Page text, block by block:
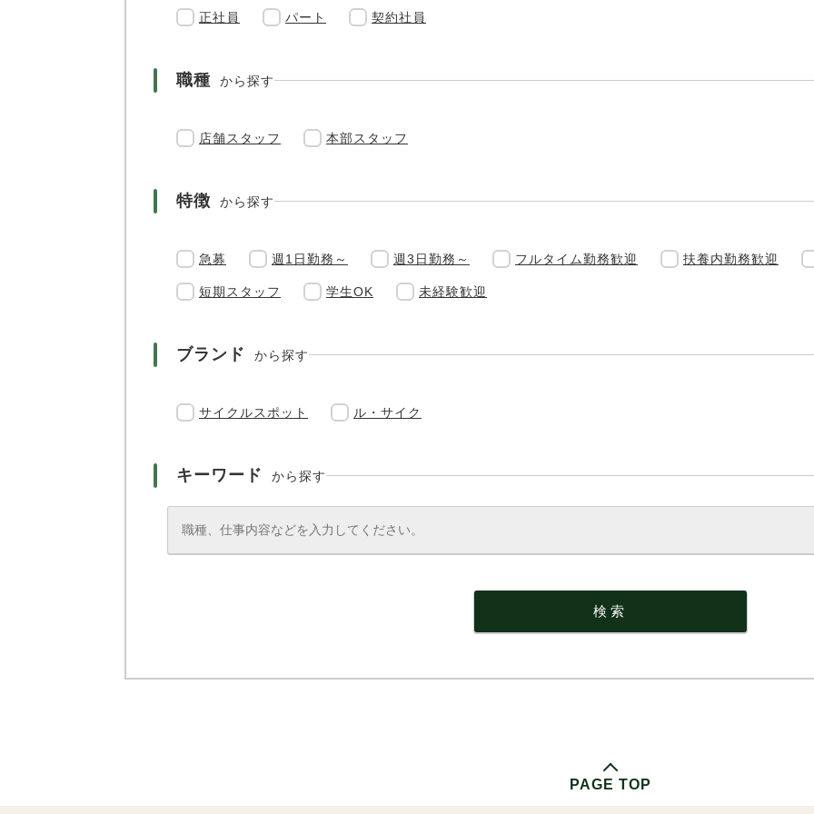
正社員 パート 契約社員
職種 から探す
店舗スタッフ 本部スタッフ
特徴 から探す
急募 週1日勤務～ 週3日勤務～ フルタイム勤務歓迎 扶養内勤務歓迎
短期スタッフ 学生OK 未経験歓迎
ブランド から探す
サイクルスポット ル・サイク
キーワード から探す
PAGE TOP